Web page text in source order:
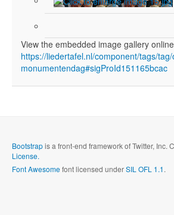
View the embedded image gallery
https://liedertafel.nl/component/tags/
monumentendag#sigProId151165bcac
Bootstrapis a front-end framework of Twitter, Inc.
License.
Font Awesomefont licensed underSIL OFL 1.1.